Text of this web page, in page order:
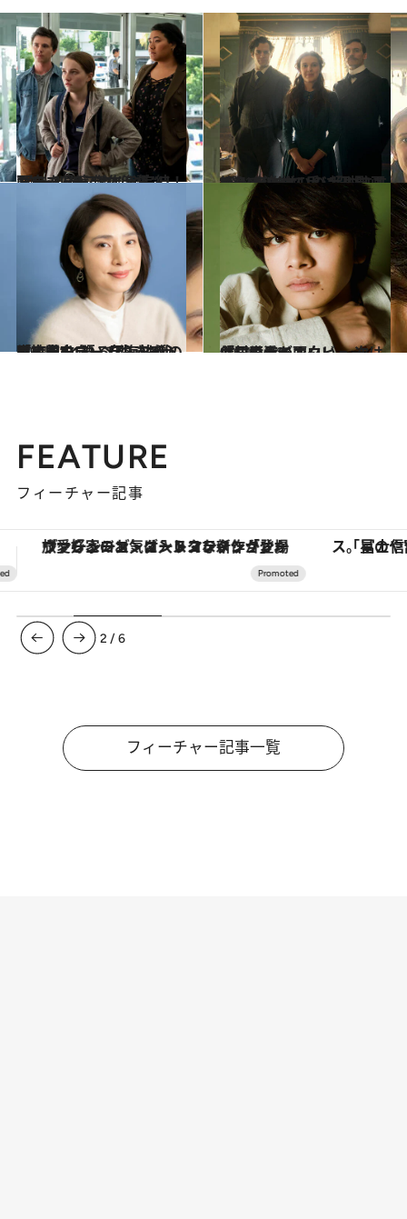
2021.4.28
1クールでスカッと完結！ 面白さ凝縮 傑作海外“リミテッドドラマ”5選
カルチャー 2021.5.29
笑って泣けて手に汗握る！ 傑作揃いの 超おすすめNetflixオリジナル映画5選
カルチャー
2021.12.17
「夜中のラーメン、おいしくない？」 自らを“仕事人間”と語る天海祐希の 常に前を向いて生きる心の持ち方
カルチャー 2021.12.8
北村匠海インタビュー 「同世代が面白い。 次は僕らの番です」
カルチャー
FEATURE
フィーチャー記事
「星のや富士」でデジタルデトックス。冨士信仰の歴史を辿り、心身を調える。 【銀座で出合う最旬美容】美髪ケアや上質
3 /6
フィーチャー記事一覧